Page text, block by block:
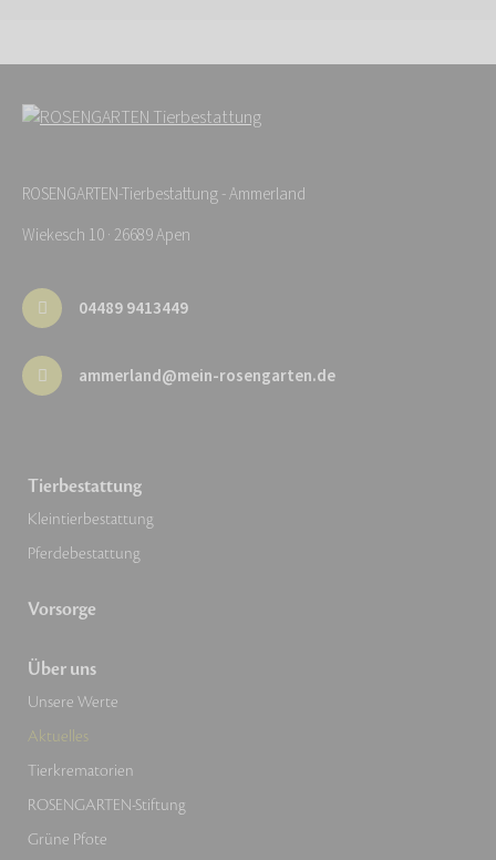
ROSENGARTEN-Tierbestattung - Ammerland
Wiekesch 10 · 26689 Apen
04489 9413449
ammerland@mein-rosengarten.de
Tierbestattung
Kleintierbestattung
Pferdebestattung
Vorsorge
Über uns
Unsere Werte
Aktuelles
Tierkrematorien
ROSENGARTEN-Stiftung
Grüne Pfote